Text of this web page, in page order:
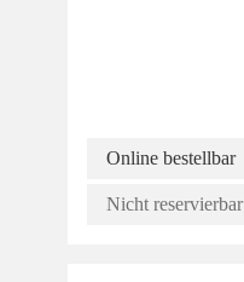
Online bestellbar
Nicht reservierbar